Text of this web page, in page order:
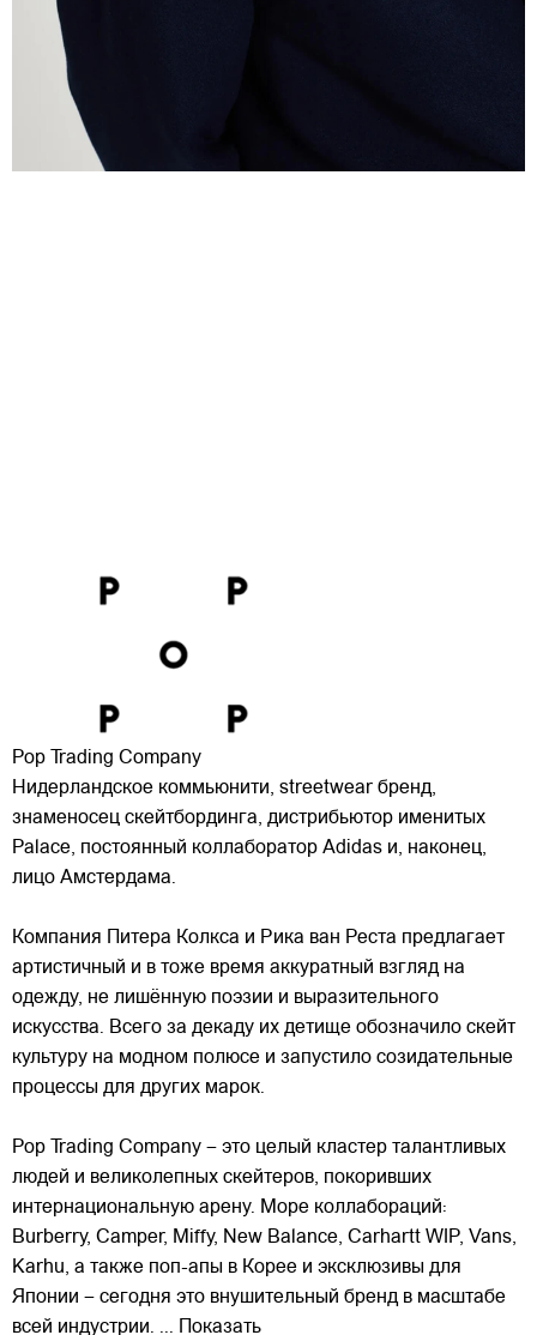
Pop Trading Company
Нидерландское коммьюнити, streetwear бренд,
знаменосец скейтбординга, дистрибьютор именитых
Palace, постоянный коллаборатор Adidas и, наконец,
лицо Амстердама.
Компания Питера Колкса и Рика ван Реста предлагает
артистичный и в тоже время аккуратный взгляд на
одежду, не лишённую поэзии и выразительного
искусства. Всего за декаду их детище обозначило скейт
культуру на модном полюсе и запустило созидательные
процессы для других марок.
Pop Trading Company – это целый кластер талантливых
людей и великолепных скейтеров, покоривших
интернациональную арену. Море коллабораций:
Burberry, Camper, Miffy, New Balance, Carhartt WIP, Vans,
Karhu, а также поп-апы в Корее и эксклюзивы для
Японии – сегодня это внушительный бренд в масштабе
всей индустрии. ... Показать